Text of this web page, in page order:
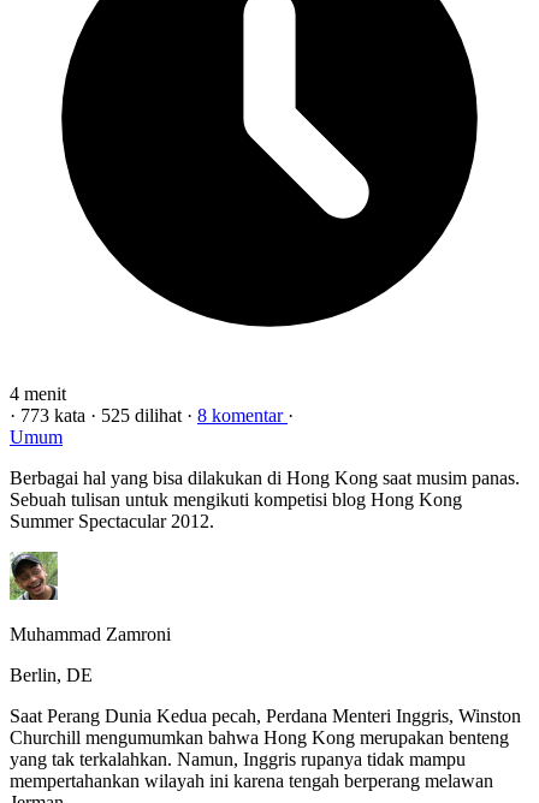
4 menit
· 773 kata · 525 dilihat · 8 komentar ·
Umum
Berbagai hal yang bisa dilakukan di Hong Kong saat musim panas.
Sebuah tulisan untuk mengikuti kompetisi blog Hong Kong
Summer Spectacular 2012.
Muhammad Zamroni
Berlin, DE
Saat Perang Dunia Kedua pecah, Perdana Menteri Inggris, Winston
Churchill mengumumkan bahwa Hong Kong merupakan benteng
yang tak terkalahkan. Namun, Inggris rupanya tidak mampu
mempertahankan wilayah ini karena tengah berperang melawan